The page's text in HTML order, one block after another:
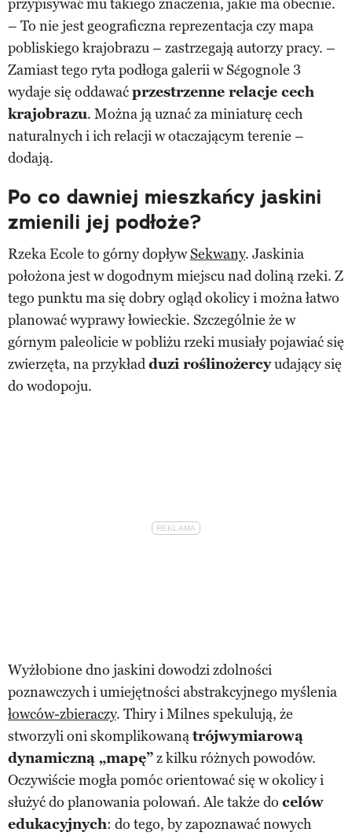
przypisywać mu takiego znaczenia, jakie ma obecnie.
– To nie jest geograficzna reprezentacja czy mapa
pobliskiego krajobrazu – zastrzegają autorzy pracy. –
Zamiast tego ryta podłoga galerii w Ségognole 3
wydaje się oddawaćprzestrzenne relacje cech
krajobrazu. Można ją uznać za miniaturę cech
naturalnych i ich relacji w otaczającym terenie –
dodają.
Po co dawniej mieszkańcy jaskini
zmienili jej podłoże?
Rzeka Ecole to górny dopływSekwany. Jaskinia
położona jest w dogodnym miejscu nad doliną rzeki. Z
tego punktu ma się dobry ogląd okolicy i można łatwo
planować wyprawy łowieckie. Szczególnie że w
górnym paleolicie w pobliżu rzeki musiały pojawiać się
zwierzęta, na przykładduzi roślinożercyudający się
do wodopoju.
Wyżłobione dno jaskini dowodzi zdolności
poznawczych i umiejętności abstrakcyjnego myślenia
łowców-zbieraczy. Thiry i Milnes spekulują, że
stworzyli oni skomplikowanątrójwymiarową
dynamiczną „mapę”z kilku różnych powodów.
Oczywiście mogła pomóc orientować się w okolicy i
służyć do planowania polowań. Ale także do celów
edukacyjnych: do tego, by zapoznawać nowych